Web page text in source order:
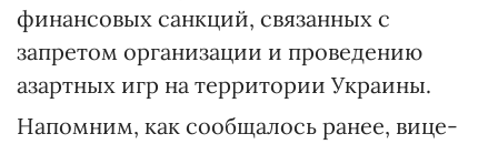
финансовых санкций, связанных с
запретом организации и проведению
азартных игр на территории Украины.
Напомним, как сообщалось ранее, вице-